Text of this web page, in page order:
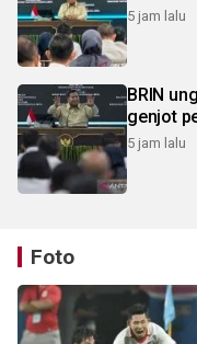
5 jam lalu
BRIN
genjot
5 jam lalu
Foto